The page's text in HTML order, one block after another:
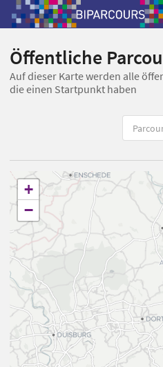
Öffentliche
Auf dieser Karte werden alle
die einen Startpunkt haben
+
−